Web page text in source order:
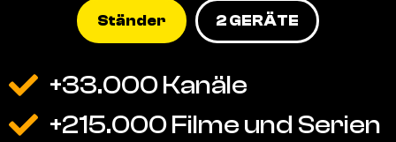
Ständer 2 GERÄTE
+33.000 Kanäle
+215.000 Filme und Serien